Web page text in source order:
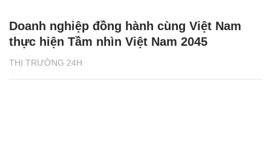
THỊ TRƯỜNG 24H
Doanh nghiệp đồng hành cùng Việt Nam
thực hiện Tầm nhìn Việt Nam 2045